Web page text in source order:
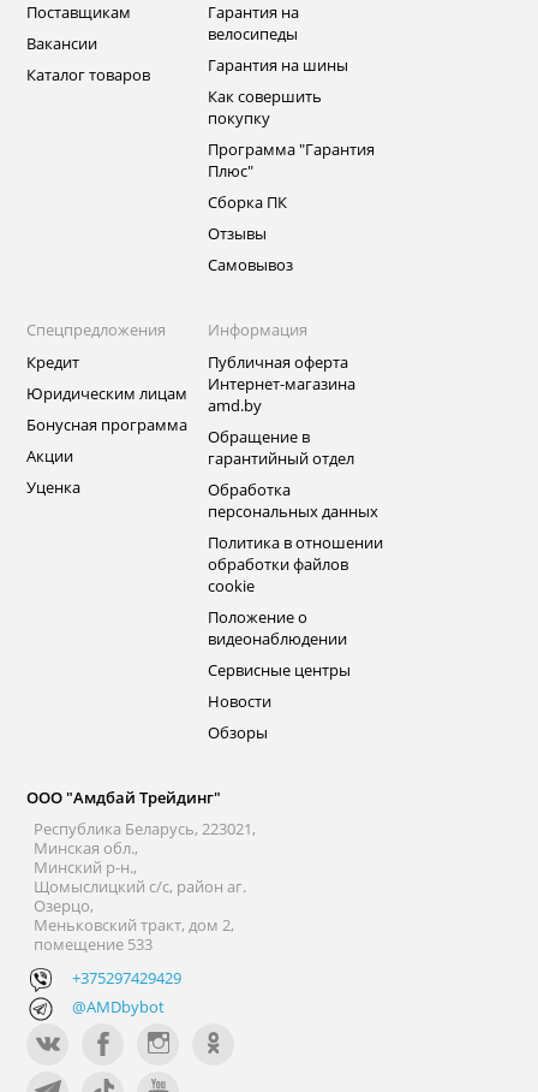
Поставщикам
Вакансии
Каталог товаров
Гарантия на
велосипеды
Гарантия на шины
Как совершить
покупку
Программа "Гарантия
Плюс"
Сборка ПК
Отзывы
Самовывоз
Спецпредложения
Кредит
Юридическим лицам
Бонусная программа
Акции
Уценка
Информация
Публичная оферта
Интернет-магазина
amd.by
Обращение в
гарантийный отдел
Обработка
персональных данных
Политика в отношении
обработки файлов
cookie
Положение о
видеонаблюдении
Сервисные центры
Новости
Обзоры
ООО "Амдбай Трейдинг"
Республика Беларусь, 223021,
Минская обл.,
Минский р-н.,
Щомыслицкий с/с, район аг.
Озерцо,
Меньковский тракт, дом 2,
помещение 533
+375297429429
@AMDbybot